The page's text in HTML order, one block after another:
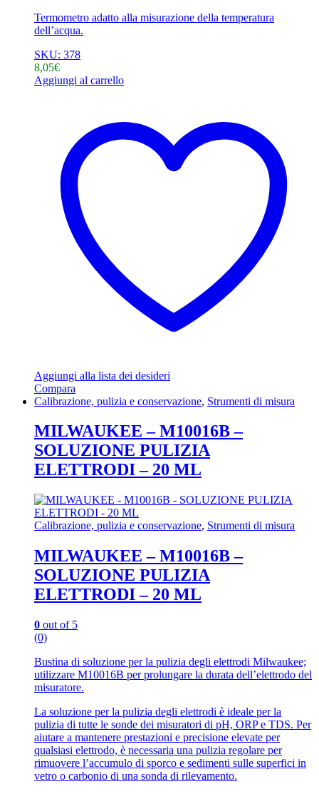
Termometro adatto alla misurazione della temperatura
dell’acqua.
SKU: 378
8,05€
Aggiungi al carrello
Aggiungi alla lista dei desideri
Compara
Calibrazione, pulizia e conservazione, Strumenti di misura
MILWAUKEE – M10016B –
SOLUZIONE PULIZIA
ELETTRODI – 20 ML
Calibrazione, pulizia e conservazione, Strumenti di misura
MILWAUKEE – M10016B –
SOLUZIONE PULIZIA
ELETTRODI – 20 ML
0 out of 5
(0)
Bustina di soluzione per la pulizia degli elettrodi Milwaukee;
utilizzare M10016B per prolungare la durata dell’elettrodo del
misuratore.
La soluzione per la pulizia degli elettrodi è ideale per la
pulizia di tutte le sonde dei misuratori di pH, ORP e TDS. Per
aiutare a mantenere prestazioni e precisione elevate per
qualsiasi elettrodo, è necessaria una pulizia regolare per
rimuovere l’accumulo di sporco e sedimenti sulle superfici in
vetro o carbonio di una sonda di rilevamento.